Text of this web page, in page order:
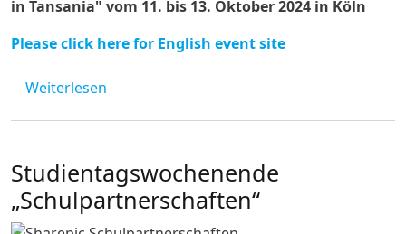
in Tansania" vom 11. bis 13. Oktober 2024 in Köln
Please click here for English event site
Weiterlesen
Studientagswochenende
„Schulpartnerschaften“